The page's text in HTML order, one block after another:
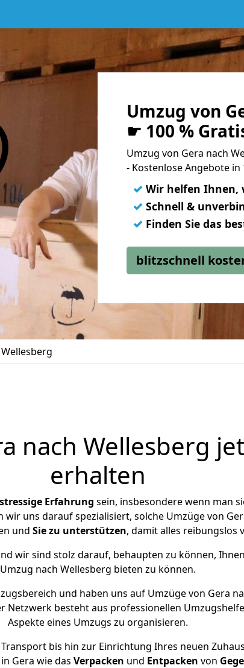
Umzug von
☛ 100 %
Umzug von Gera nach
- Kostenlose Angebote
✓ Wir helfen Ihnen,
✓ Schnell &
✓ Finden Sie das
blitzschnell
nach Wellesberg
erhalten
stressige Erfahrung sein, insbesondere wenn man
uns darauf spezialisiert, solche Umzüge von
und Sie zu unterstützen, damit alles reibungslos
wir sind stolz darauf, behaupten zu können,
Umzug nach Wellesberg bieten zu können.
und haben uns auf Umzüge von Gera
Netzwerk besteht aus professionellen
Aspekte eines Umzugs zu organisieren.
bis hin zur Einrichtung Ihres neuen
Gera wie das Verpacken und Entpacken von